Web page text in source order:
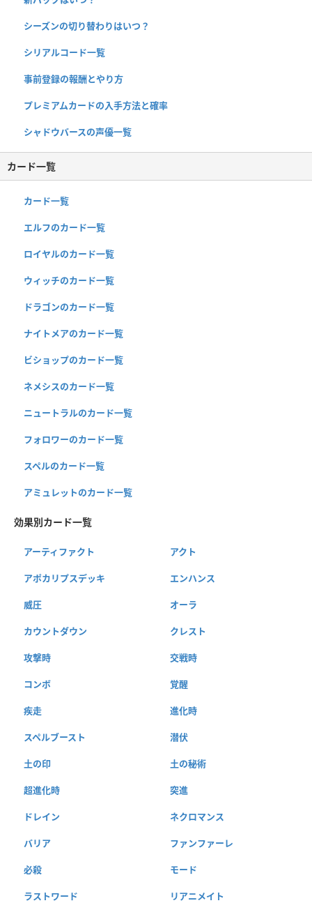
シーズンの切り替わりはいつ？
シリアルコード一覧
事前登録の報酬とやり方
プレミアムカードの入手方法と確率
シャドウバースの声優一覧
カード一覧
カード一覧
エルフのカード一覧
ロイヤルのカード一覧
ウィッチのカード一覧
ドラゴンのカード一覧
ナイトメアのカード一覧
ビショップのカード一覧
ネメシスのカード一覧
ニュートラルのカード一覧
フォロワーのカード一覧
スペルのカード一覧
アミュレットのカード一覧
効果別カード一覧
アーティファクト アクト
アポカリプスデッキ エンハンス
威圧 オーラ
カウントダウン クレスト
攻撃時 交戦時
コンボ 覚醒
疾走 進化時
スペルブースト 潜伏
土の印 土の秘術
超進化時 突進
ドレイン ネクロマンス
バリア ファンファーレ
必殺 モード
ラストワード リアニメイト